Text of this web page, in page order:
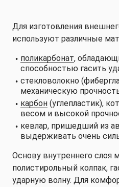
Для изготовления
используют различные
поликарбонат,
способностью гасить
стекловолокно
механическую
карбон (углепластик),
весом и высокой
кевлар, пришедший из
выдерживать очень
Основу внутреннего слоя
полистирольный колпак,
ударную волну. Для